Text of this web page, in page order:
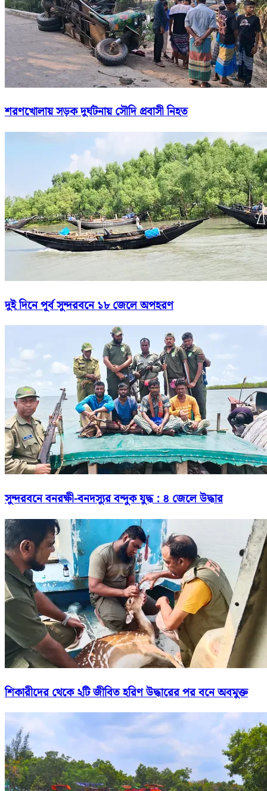
শরণখোলায় সড়ক দুর্ঘটনায় সৌদি প্রবাসী নিহত
দুই দিনে পূর্ব সুন্দরবনে ১৮ জেলে অপহরণ
সুন্দরবনে বনরক্ষী-বনদস্যুর বন্দুক যুদ্ধ : ৪ জেলে উদ্ধার
শিকারীদের থেকে ২টি জীবিত হরিণ উদ্ধারের পর বনে অবমুক্ত